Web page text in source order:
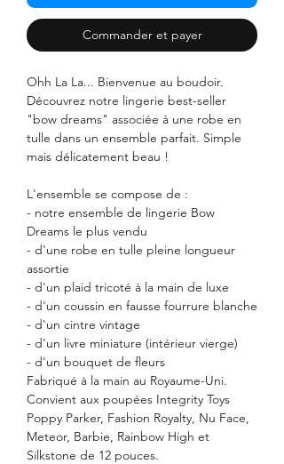
Commander et payer
Ohh La La... Bienvenue au boudoir.
Découvrez notre lingerie best-seller
"bow dreams" associée à une robe en
tulle dans un ensemble parfait. Simple
mais délicatement beau !
L'ensemble se compose de :
- notre ensemble de lingerie Bow
Dreams le plus vendu
- d'une robe en tulle pleine longueur
assortie
- d'un plaid tricoté à la main de luxe
- d'un coussin en fausse fourrure blanche
- d'un cintre vintage
- d'un livre miniature (intérieur vierge)
- d'un bouquet de fleurs
Fabriqué à la main au Royaume-Uni.
Convient aux poupées Integrity Toys
Poppy Parker, Fashion Royalty, Nu Face,
Meteor, Barbie, Rainbow High et
Silkstone de 12 pouces.